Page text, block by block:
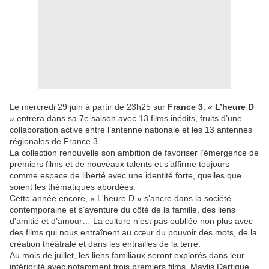
Le mercredi 29 juin à partir de 23h25 sur France 3 , « L’heure D
» entrera dans sa 7e saison avec 13 films inédits, fruits d’une
collaboration active entre l’antenne nationale et les 13 antennes
régionales de France 3.
La collection renouvelle son ambition de favoriser l’émergence de
premiers films et de nouveaux talents et s’affirme toujours
comme espace de liberté avec une identité forte, quelles que
soient les thématiques abordées.
Cette année encore, « L'heure D » s’ancre dans la société
contemporaine et s’aventure du côté de la famille, des liens
d’amitié et d’amour… La culture n’est pas oubliée non plus avec
des films qui nous entraînent au cœur du pouvoir des mots, de la
création théâtrale et dans les entrailles de la terre.
Au mois de juillet, les liens familiaux seront explorés dans leur
intériorité avec notamment trois premiers films. Maylis Dartigue,